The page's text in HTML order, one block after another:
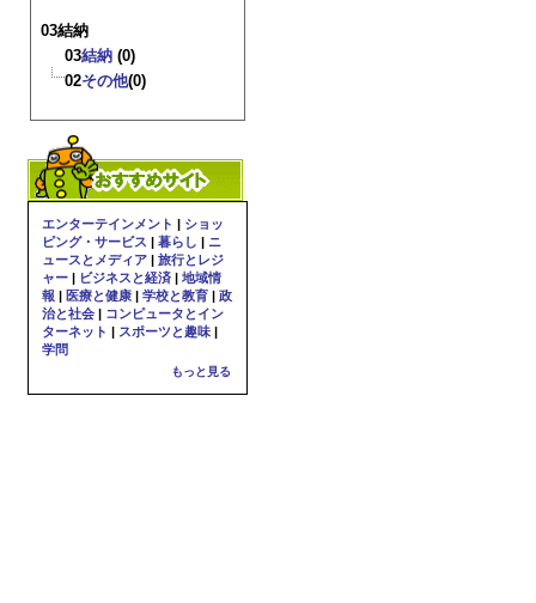
03結納
03結納 (0)
02その他(0)
エンターテインメント | ショッ
ピング・サービス | 暮らし | ニ
ュースとメディア | 旅行とレジ
ャー | ビジネスと経済 | 地域情
報 | 医療と健康 | 学校と教育 | 政
治と社会 | コンピュータとイン
ターネット | スポーツと趣味 |
学問
もっと見る